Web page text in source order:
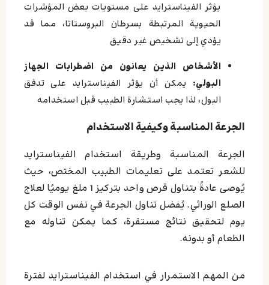
يؤثر الفيناسترايد على مستويات بعض المؤشرات
الحيوية المرتبطة بسرطان البروستاتا، مما قد
يؤدي إلى تشخيص غير دقيق
الأشخاص الذين يعانون من اضطرابات الجهاز
البولي: يمكن أن يؤثر الفيناسترايد على تدفق
البول، لذا يجب استشارة الطبيب قبل استخدامه
الجرعة المناسبة وكيفية الاستخدام
الجرعة المناسبة وطريقة استخدام الفيناسترايد
للشعر تعتمد على تعليمات الطبيب المختص، حيث
يُوصى عادةً بتناول قرص واحد بتركيز 1 ملغ يوميًا لعلاج
الصلع الوراثي. يُفضل تناول الجرعة في نفس الوقت كل
يوم لتحقيق نتائج مستقرة، كما يمكن تناوله مع
الطعام أو بدونه.
من المهم الاستمرار في استخدام الفيناسترايد لفترة